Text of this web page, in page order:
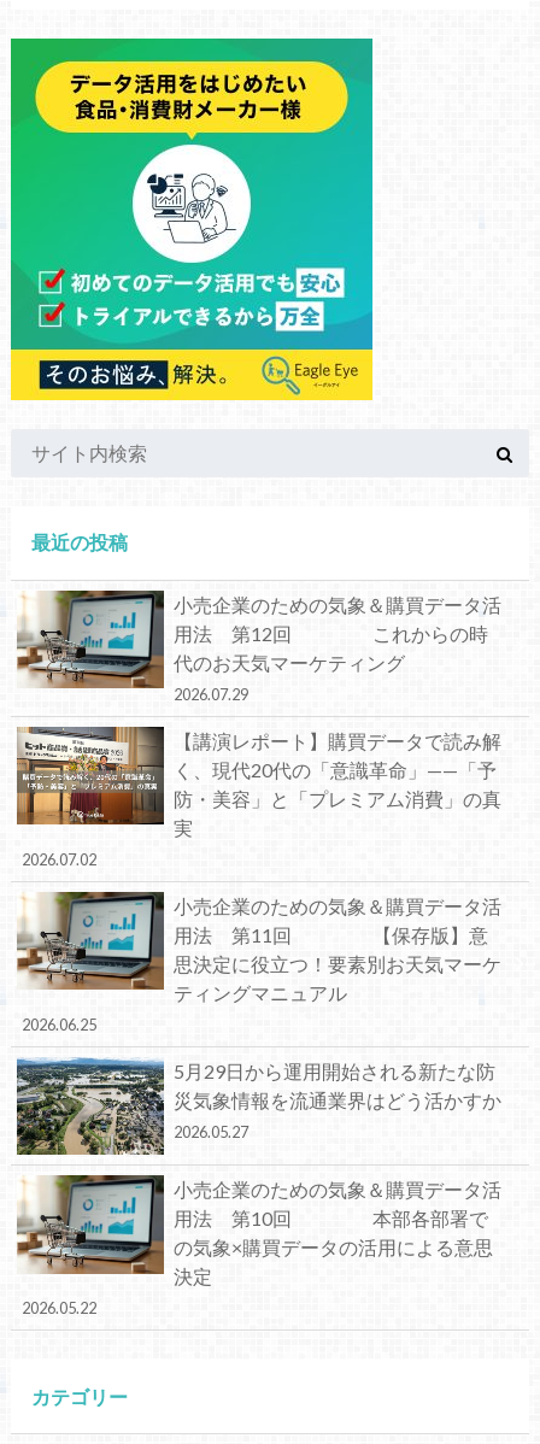
最近の投稿
小売企業のための気象＆購買データ活
用法 第12回 これからの時
代のお天気マーケティング
2026.07.29
【講演レポート】購買データで読み解
く、現代20代の「意識革命」——「予
防・美容」と「プレミアム消費」の真
実
2026.07.02
小売企業のための気象＆購買データ活
用法 第11回 【保存版】意
思決定に役立つ！要素別お天気マーケ
ティングマニュアル
2026.06.25
5月29日から運用開始される新たな防
災気象情報を流通業界はどう活かすか
2026.05.27
小売企業のための気象＆購買データ活
用法 第10回 本部各部署で
の気象×購買データの活用による意思
決定
2026.05.22
カテゴリー